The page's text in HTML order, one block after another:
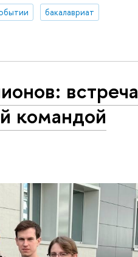
бакалавриат
встреча
командой